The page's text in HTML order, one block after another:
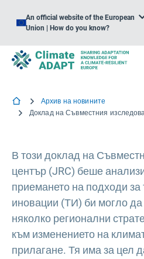
An official website of the European
Union | How do you know?
Архив на новините
В този доклад на
център (JRC) беше
приемането на подходи
иновации (ТИ) би могло
няколко регионални
към изменението на
прилагане. Тя има за цел